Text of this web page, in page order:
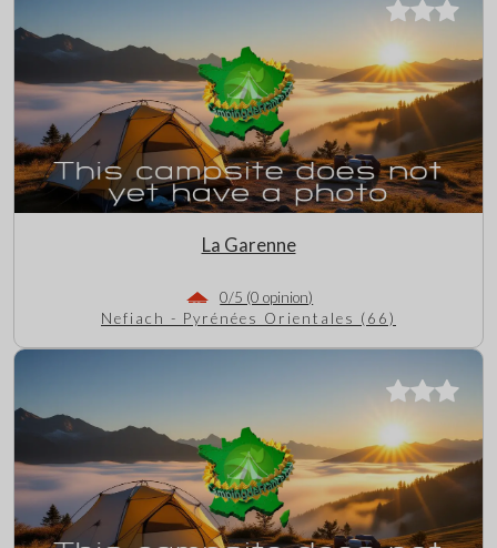
La Garenne
0/5 (0 opinion)
Nefiach - Pyrénées Orientales (66)